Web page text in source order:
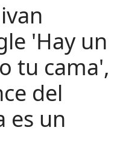
'Hay un
tu cama',
del
es un